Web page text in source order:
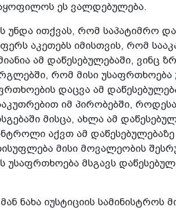
ეს ვალდებულება.
უნდა ითქვას, რომ საპატიმრო
აკეთებს იმისთვის, რომ
ამ დაწესებულებაში, ვინც
რომ მისი
დაცვა ამ
იმ პირობებში,
მისცა, ახლა ამ
აქვთ ამ
მისი მოვალეობის
მსგავს
ნახა იუსტიციის სამინისტროს